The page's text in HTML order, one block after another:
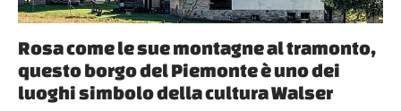
Rosa come le sue montagne al tramonto,
questo borgo del Piemonte è uno dei
luoghi simbolo della cultura Walser